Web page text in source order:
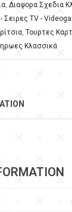
, Διαφορα Σχεδια
- Σειρες TV -
, Τουρτες
Κλασσικά